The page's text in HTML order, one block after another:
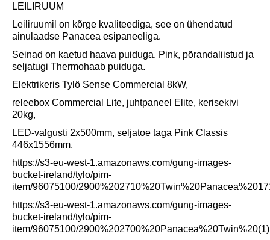
LEILIRUUM
Leiliruumil on kõrge kvaliteediga, see on ühendatud
ainulaadse Panacea esipaneeliga.
Seinad on kaetud haava puiduga. Pink, põrandaliistud ja
seljatugi Thermohaab puiduga.
Elektrikeris Tylö Sense Commercial 8kW,
releebox Commercial Lite, juhtpaneel Elite, kerisekivi
20kg,
LED-valgusti 2x500mm, seljatoe taga Pink Classis
446x1556mm,
https://s3-eu-west-1.amazonaws.com/gung-images-
bucket-ireland/tylo/pim-
item/96075100/
https://s3-eu-west-1.amazonaws.com/gung-images-
bucket-ireland/tylo/pim-
item/96075100/